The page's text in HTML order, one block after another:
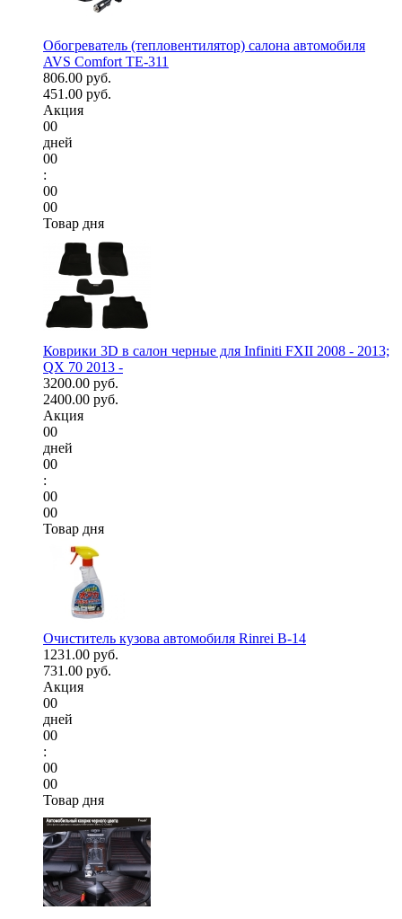
Обогреватель (тепловентилятор) салона автомобиля
AVS Comfort TE-311
806.00 руб.
451.00 руб.
Акция
00
дней
00
:
00
00
Товар дня
Коврики 3D в салон черные для Infiniti FXII 2008 - 2013;
QX 70 2013 -
3200.00 руб.
2400.00 руб.
Акция
00
дней
00
:
00
00
Товар дня
Очиститель кузова автомобиля Rinrei B-14
1231.00 руб.
731.00 руб.
Акция
00
дней
00
:
00
00
Товар дня